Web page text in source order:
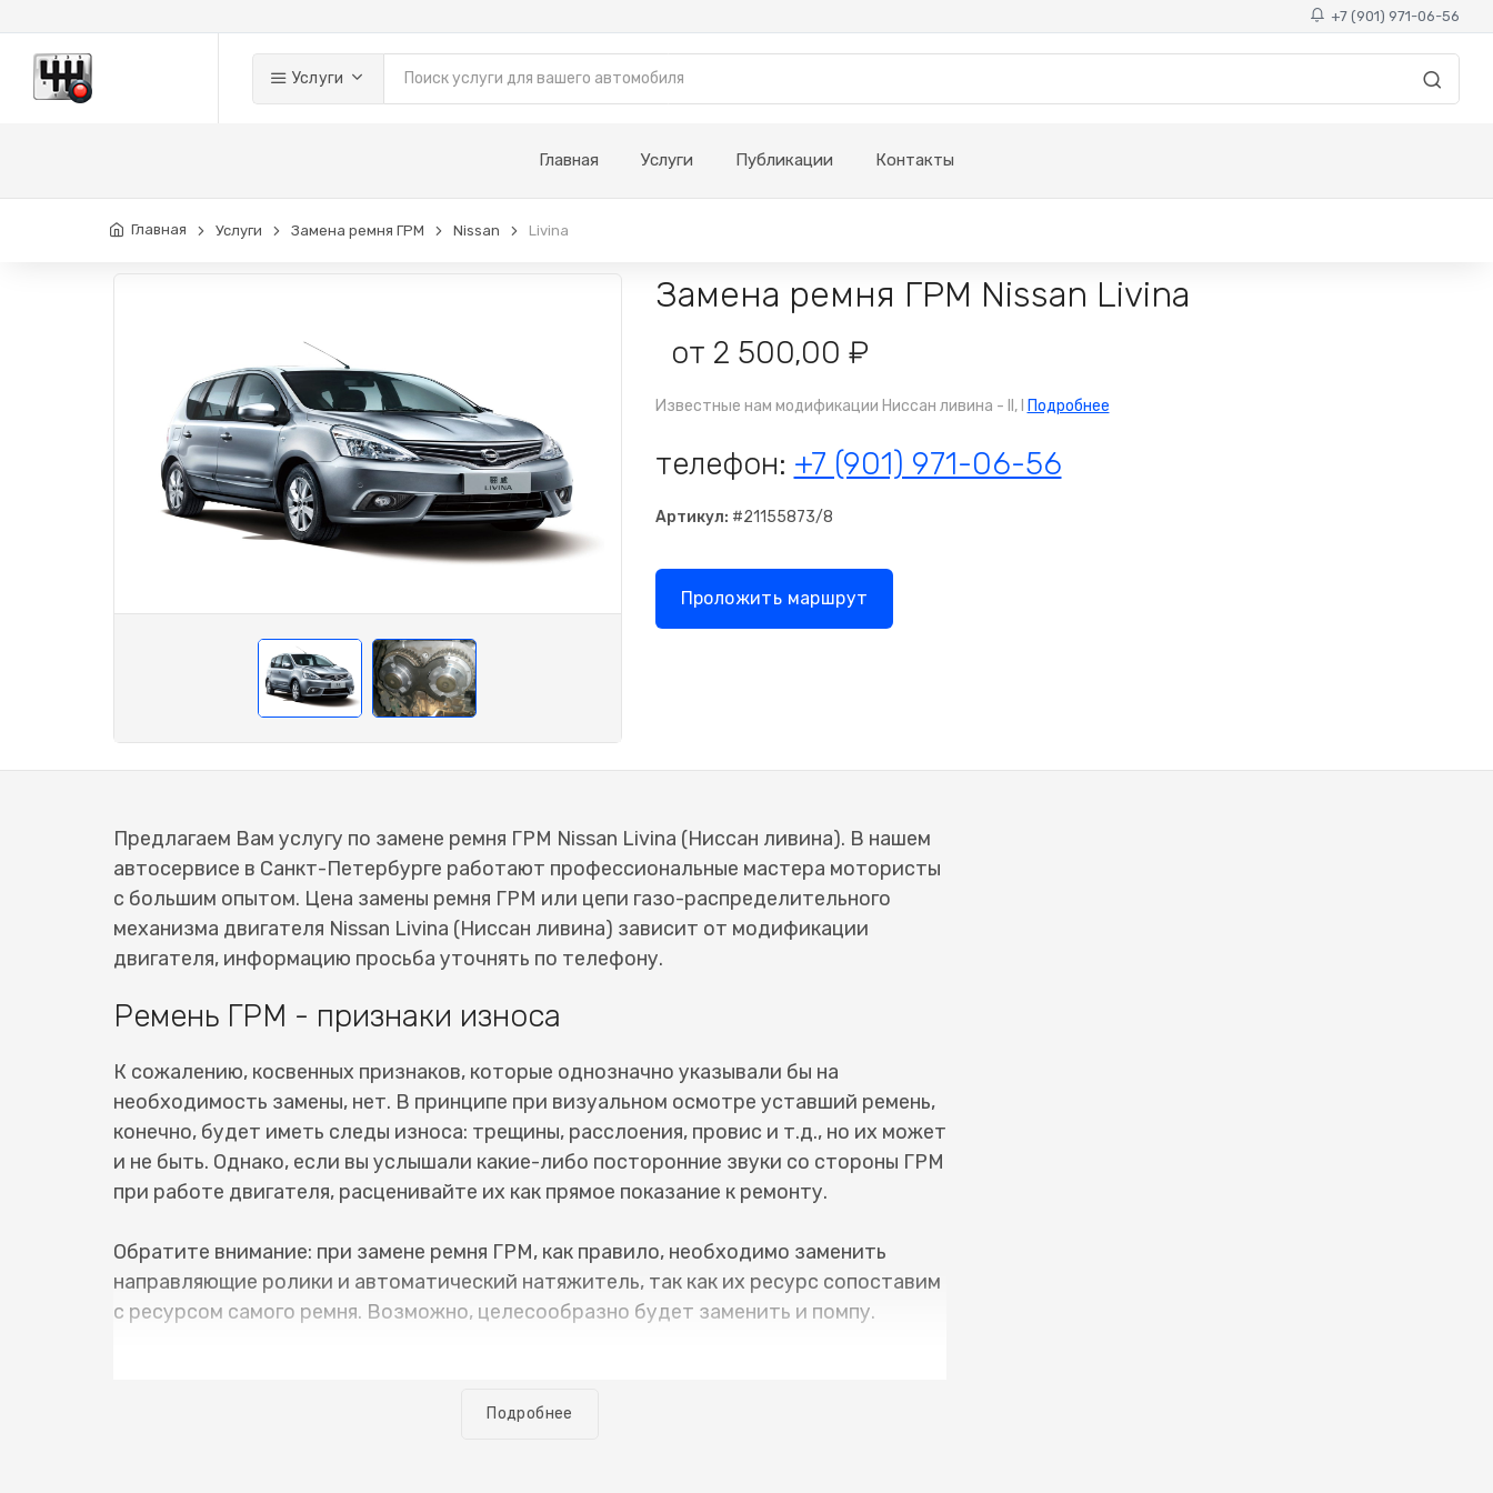
+7 (901) 971-06-56
Услуги
Главная Услуги Публикации Контакты
Главная Услуги Замена ремня ГРМ Nissan Livina
Замена ремня ГРМ Nissan Livina
от 2 500,00 ₽
Известные нам модификации Ниссан ливина - II, I Подробнее
телефон: +7 (901) 971-06-56
Артикул: #21155873/8
Проложить маршрут
Предлагаем Вам услугу по замене ремня ГРМ Nissan Livina (Ниссан ливина). В нашем
автосервисе в Санкт-Петербурге работают профессиональные мастера мотористы
с большим опытом. Цена замены ремня ГРМ или цепи газо-распределительного
механизма двигателя Nissan Livina (Ниссан ливина) зависит от модификации
двигателя, информацию просьба уточнять по телефону.
Ремень ГРМ - признаки износа
К сожалению, косвенных признаков, которые однозначно указывали бы на
необходимость замены, нет. В принципе при визуальном осмотре уставший ремень,
конечно, будет иметь следы износа: трещины, расслоения, провис и т.д., но их может
и не быть. Однако, если вы услышали какие-либо посторонние звуки со стороны ГРМ
при работе двигателя, расценивайте их как прямое показание к ремонту.
Обратите внимание: при замене ремня ГРМ, как правило, необходимо заменить
направляющие ролики и автоматический натяжитель, так как их ресурс сопоставим
с ресурсом самого ремня. Возможно, целесообразно будет заменить и помпу.
ГРМ Nissan Livina (Ниссан ливина) не занимает много времени. Обычно автомобиль
Подробнее